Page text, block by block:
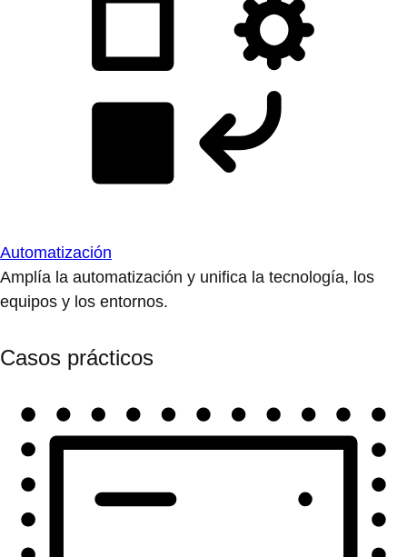
Automatización
Amplía la automatización y unifica la tecnología, los
equipos y los entornos.
Casos prácticos